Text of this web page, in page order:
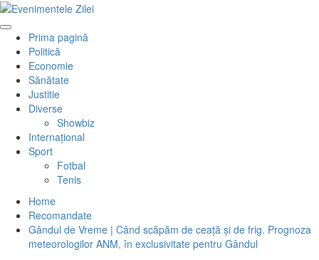
Mergi
conţinut.
Primary
Menu
Prima pagină
Politică
Economie
Sănătate
Justitie
Diverse
Showbiz
Internaţional
Sport
Fotbal
Tenis
Home
Recomandate
Gândul de Vreme | Când scăpăm de ceață și de frig. Prognoza
meteorologilor ANM, în exclusivitate pentru Gândul